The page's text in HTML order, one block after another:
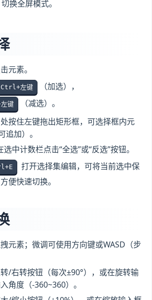
切换全屏模式。
元素。
Ctrl+左键 （加选），
键
（减选）。
按住左键拖出矩形框，可选择框内元
追加）。
选中计数栏点击“全选”或“反选”按钮。
打开选择集编辑，可将当前选中保
便快速切换。
元素；微调可使用方向键或WASD（步
/右转按钮（每次±90°），或在旋转输
角度（-360~360）。